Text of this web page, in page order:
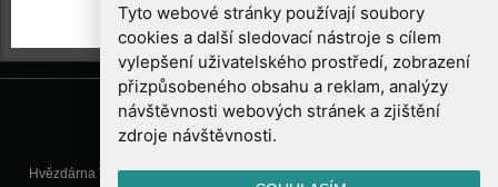
Tyto webové stránky používají soubory
cookies a další sledovací nástroje s cílem
vylepšení uživatelského prostředí, zobrazení
přizpůsobeného obsahu a reklam, analýzy
návštěvnosti webových stránek a zjištění
zdroje návštěvnosti.
Hvězdárna Valašské Meziříčí, příspěvková organizace, Vsetínská 78, 757